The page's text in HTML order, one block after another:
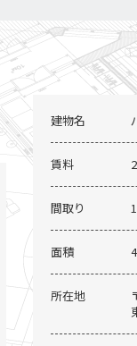
1 / 1
建物名
賃料
間取り
面積
所在地